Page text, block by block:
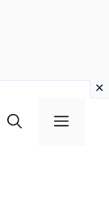
Menu